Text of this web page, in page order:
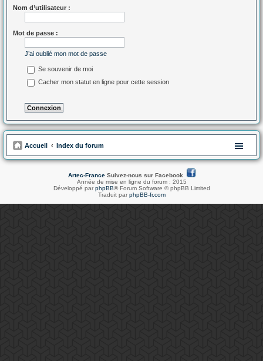
Nom d’utilisateur :
Mot de passe :
J’ai oublié mon mot de passe
Se souvenir de moi
Cacher mon statut en ligne pour cette session
Accueil Index du forum
Artec-FranceSuivez-nous sur Facebook
Année de mise en ligne du forum : 2015
Développé par phpBB® Forum Software © phpBB Limited
Traduit par phpBB-fr.com